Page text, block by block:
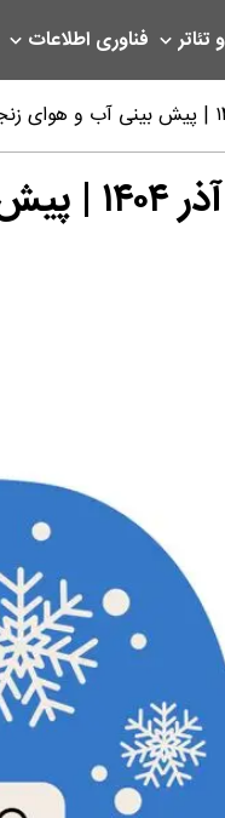
تئاتر فناوری اطلاعات